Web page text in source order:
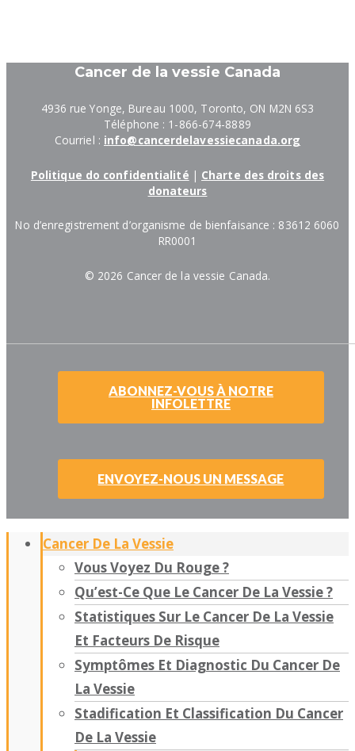
Cancer de la vessie Canada
4936 rue Yonge, Bureau 1000, Toronto, ON M2N 6S3
Téléphone : 1-866-674-8889
Courriel : info@cancerdelavessiecanada.org
Politique do confidentialité | Charte des droits des
donateurs
No d’enregistrement d’organisme de bienfaisance : 83612 6060
RR0001
© 2026 Cancer de la vessie Canada.
ABONNEZ-VOUS À NOTRE
INFOLETTRE
ENVOYEZ-NOUS UN MESSAGE
Cancer De La Vessie
Vous Voyez Du Rouge ?
Qu’est-Ce Que Le Cancer De La Vessie ?
Statistiques Sur Le Cancer De La Vessie
Et Facteurs De Risque
Symptômes Et Diagnostic Du Cancer De
La Vessie
Stadification Et Classification Du Cancer
De La Vessie